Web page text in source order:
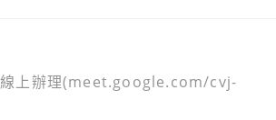
線上辦理(meet.google.com/cvj-